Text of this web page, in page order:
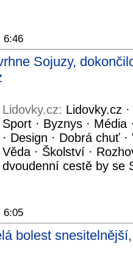
6:46
Sojuzy,
Lidovky.cz: Lidovky.cz
Sport · Byznys ·
· Design · Dobrá chuť
Věda · Školství ·
dvoudenní cestě by se
6:05
bolest